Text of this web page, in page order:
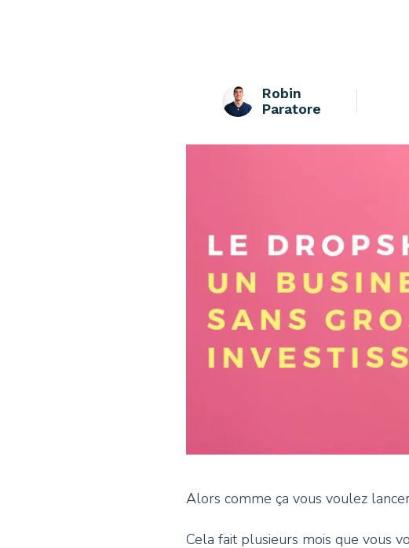
Robin
Paratore
Alors comme ça vous voulez
Cela fait plusieurs mois que vous